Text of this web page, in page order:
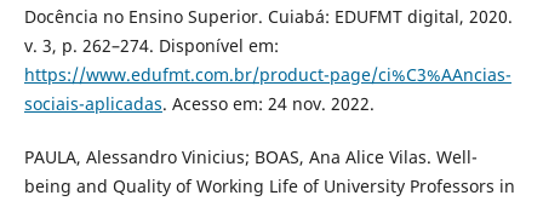
Docência no Ensino Superior. Cuiabá: EDUFMT digital, 2020.
v. 3, p. 262–274. Disponível em:
https://www.edufmt.com.br/product-page/ci%C3%AAncias-
sociais-aplicadas. Acesso em: 24 nov. 2022.
PAULA, Alessandro Vinicius; BOAS, Ana Alice Vilas. Well-
being and Quality of Working Life of University Professors in